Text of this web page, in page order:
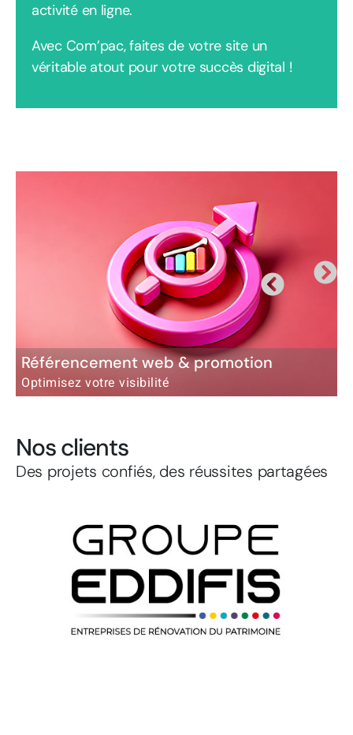
activité en ligne.
Avec Com’pac, faites de votre site un
véritable atout pour votre succès digital !
Référencement web & promotion
Optimisez votre visibilité
Nos clients
Des projets confiés, des réussites partagées